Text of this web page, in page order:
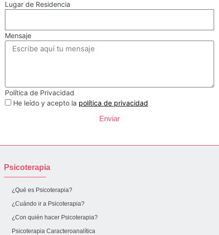
Lugar de Residencia
Mensaje
Política de Privacidad
He leído y acepto la política de privacidad
Enviar
Psicoterapia
¿Qué es Psicoterapia?
¿Cuándo ir a Psicoterapia?
¿Con quién hacer Psicoterapia?
Psicoterapia Caracteroanalítica